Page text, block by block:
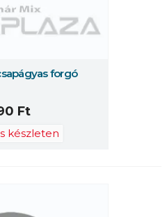
forgó
Ft
készleten